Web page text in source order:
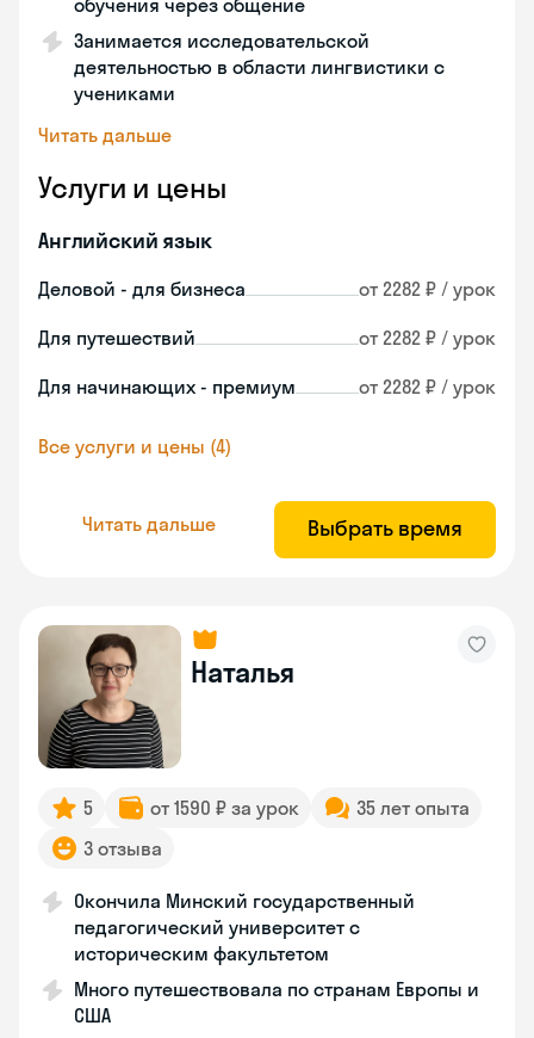
обучения через общение
Занимается исследовательской
деятельностью в области лингвистики с
учениками
Читать дальше
Услуги и цены
Английский язык
Деловой - для бизнеса от 2282 ₽ / урок
Для путешествий от 2282 ₽ / урок
Для начинающих - премиум от 2282 ₽ / урок
Все услуги и цены (4)
Читать дальше Выбрать время
Наталья
5 от 1590 ₽ за урок
35 лет опыта
3 отзыва
Окончила Минский государственный
педагогический университет с
историческим факультетом
Много путешествовала по странам Европы и
США